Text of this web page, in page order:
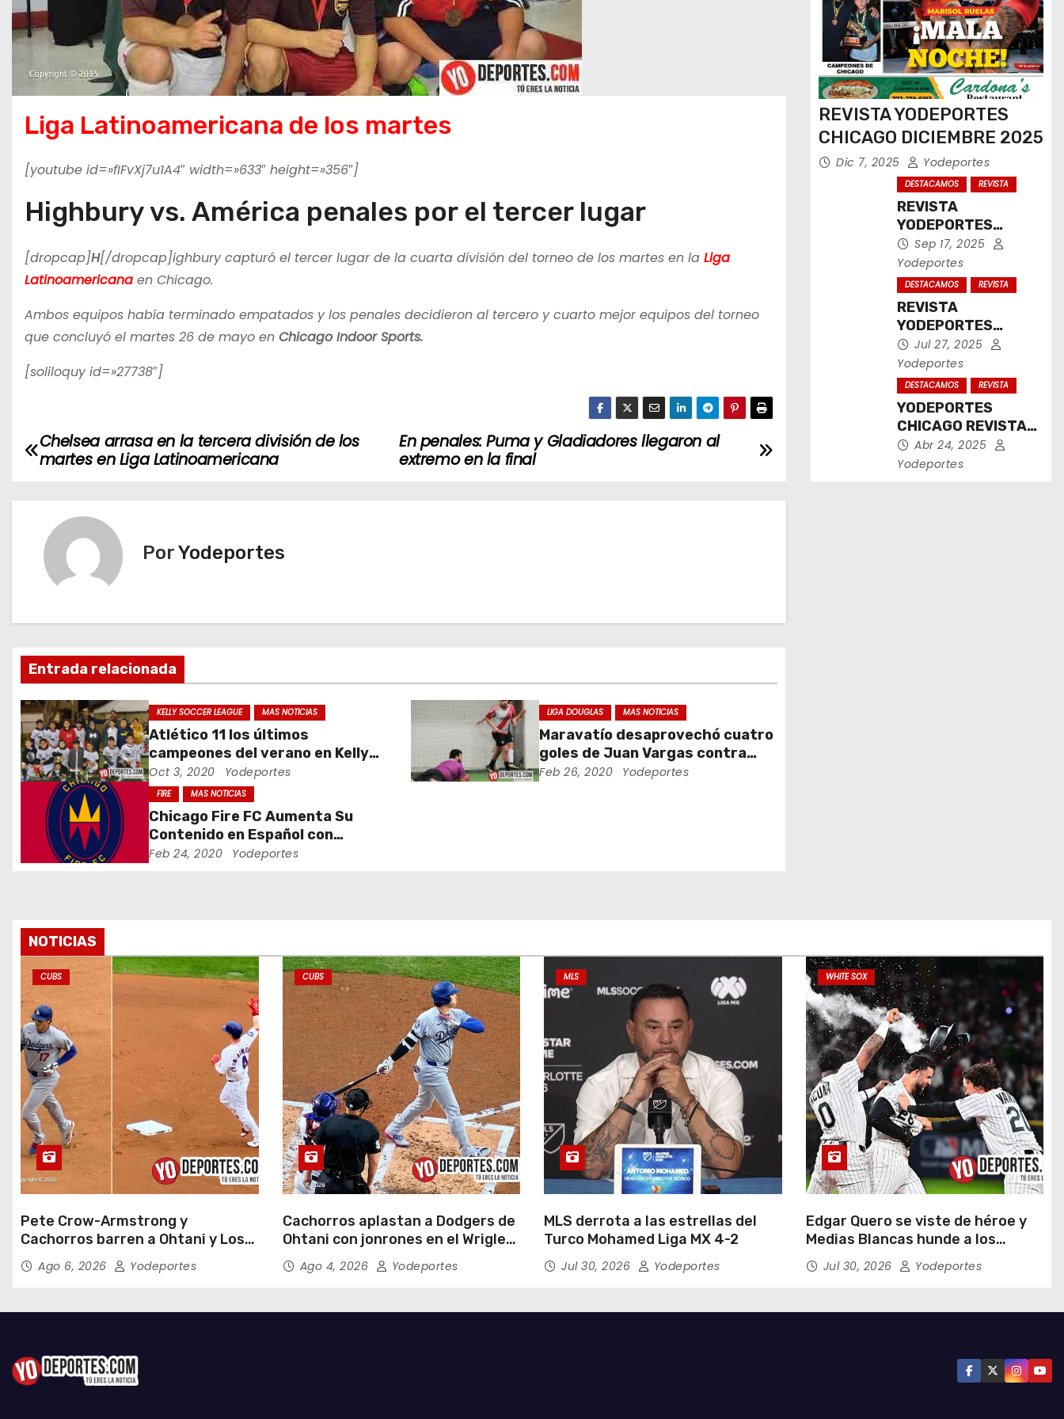
Liga Latinoamericana de los martes
[youtube id=»fIFvXj7u1A4″ width=»633″ height=»356″]
Highbury vs. América penales por el tercer lugar
[dropcap]H[/dropcap]ighbury capturó el tercer lugar de la cuarta división del torneo de los martes en la Liga
Latinoamericana en Chicago.
Ambos equipos había terminado empatados y los penales decidieron al tercero y cuarto mejor equipos del torneo
que concluyó el martes 26 de mayo en Chicago Indoor Sports.
[soliloquy id=»27738″]
N
c
i
ó
n
d
r
a
d
a
s
En penales: Puma y Gladiadores llegaron al
extremo en la final
Chelsea arrasa en la tercera división de los
martes en Liga Latinoamericana
PorYodeportes
Entrada relacionada
KELLY SOCCER LEAGUE MAS NOTICIAS
Atlético 11 los últimos
campeones del verano en Kelly
Soccer League
Oct 3, 2020 Yodeportes
LIGA DOUGLAS MAS NOTICIAS
Maravatío desaprovechó cuatro
goles de Juan Vargas contra
Lobos Sierreños
Feb 26, 2020 Yodeportes
FIRE MAS NOTICIAS
Chicago Fire FC Aumenta Su
Contenido en Español con
@VamosFire en Twitter
Feb 24, 2020 Yodeportes
REVISTA YODEPORTES
CHICAGO DICIEMBRE 2025
Dic 7, 2025 Yodeportes
DESTACAMOS REVISTA
REVISTA
YODEPORTES
CHICAGO
SEPTIEMBRE 2025
Sep 17, 2025
Yodeportes
DESTACAMOS REVISTA
REVISTA
YODEPORTES
CHICAGO JULIO
2025
Jul 27, 2025
Yodeportes
DESTACAMOS REVISTA
YODEPORTES
CHICAGO REVISTA
IMPRESA ABRIL
2025
Abr 24, 2025
Yodeportes
NOTICIAS
CUBS
Pete Crow-Armstrong y
Cachorros barren a Ohtani y Los
Dodgers
Ago 6, 2026 Yodeportes
CUBS
Cachorros aplastan a Dodgers de
Ohtani con jonrones en el Wrigley
FieldAgo 4, 2026 Yodeportes
MLS
MLS derrota a las estrellas del
Turco Mohamed Liga MX 4-2
Jul 30, 2026 Yodeportes
WHITE SOX
Edgar Quero se viste de héroe y
Medias Blancas hunde a los
Yankees de Nueva York en doce
entradas
Jul 30, 2026 Yodeportes